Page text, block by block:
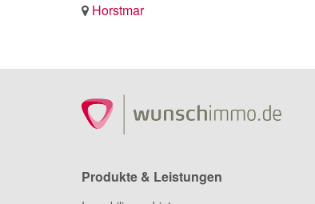
Horstmar
Produkte & Leistungen